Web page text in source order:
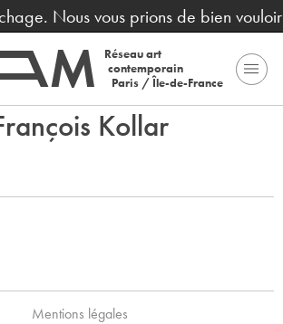
Nous vous prions de bien
Réseau art
contemporain
Paris / Île-de-France
Kollar
Mentions légales